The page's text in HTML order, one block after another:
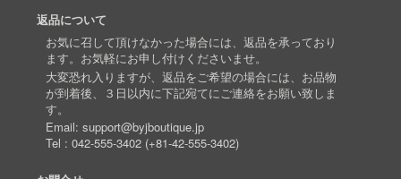
返品について
お気に召して頂けなかった場合には、返品を承っており
ます。お気軽にお申し付けくださいませ。
大変恐れ入りますが、返品をご希望の場合には、お品物
が到着後、３日以内に下記宛てにご連絡をお願い致しま
す。
Email: support@byjboutique.jp
Tel : 042-555-3402(+81-42-555-3402)